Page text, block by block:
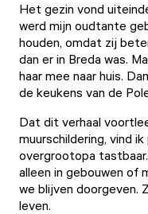
Het gezin vond
werd mijn oudtante
houden, omdat zij
dan er in Breda was.
haar mee naar huis.
de keukens van de
Dat dit verhaal
muurschildering, vind
overgrootopa
alleen in gebouwen of
we blijven doorgeven.
leven.